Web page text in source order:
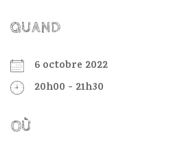
QUAND
6 octobre 2022
20h00 - 21h30
OÙ